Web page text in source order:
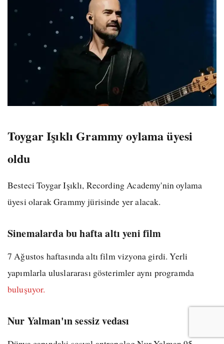
Toygar Işıklı Grammy oylama üyesi
oldu
Besteci Toygar Işıklı, Recording Academy'nin oylama
üyesi olarak Grammy jürisinde yer alacak.
Sinemalarda bu hafta altı yeni film
7 Ağustos haftasında altı film vizyona girdi. Yerli
yapımlarla uluslararası gösterimler aynı programda
buluşuyor.
Nur Yalman'ın sessiz vedası